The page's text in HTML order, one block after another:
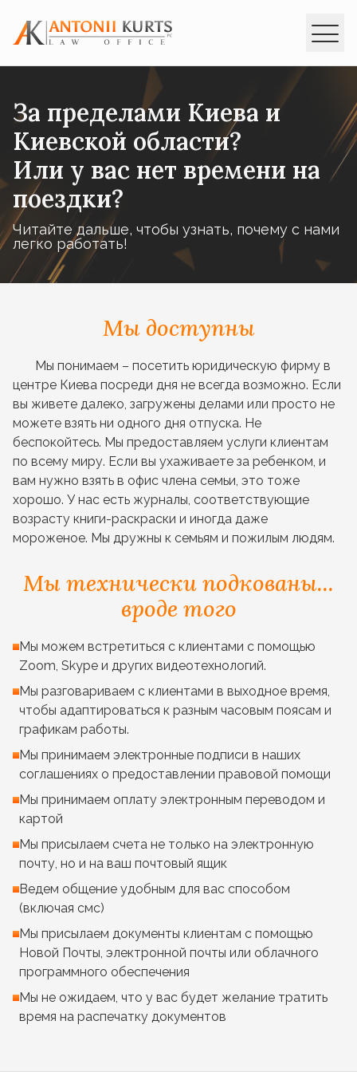
ИНТЕРПОЛ
УСЛУГИ
ЗАКОНОДАТЕЛЬСТВО
КОНСУЛЬТАЦИИ
КОНТАКТЫ
uaen
За пределами Киева и
Киевской области?
Или у вас нет времени на
поездки?
Читайте дальше, чтобы узнать, почему с нами
легко работать!
Мы доступны
Мы понимаем – посетить юридическую фирму в
центре Киева посреди дня не всегда возможно. Если
вы живете далеко, загружены делами или просто не
можете взять ни одного дня отпуска. Не
беспокойтесь. Мы предоставляем услуги клиентам
по всему миру. Если вы ухаживаете за ребенком, и
вам нужно взять в офис члена семьи, это тоже
хорошо. У нас есть журналы, соответствующие
возрасту книги-раскраски и иногда даже
мороженое. Мы дружны к семьям и пожилым людям.
Мы технически подкованы...
вроде того
Мы можем встретиться с клиентами с помощью
Zoom, Skype и других видеотехнологий.
Мы разговариваем с клиентами в выходное время,
чтобы адаптироваться к разным часовым поясам и
графикам работы.
Мы принимаем электронные подписи в наших
соглашениях о предоставлении правовой помощи
Мы принимаем оплату электронным переводом и
картой
Мы присылаем счета не только на электронную
почту, но и на ваш почтовый ящик
Ведем общение удобным для вас способом
(включая смс)
Мы присылаем документы клиентам с помощью
Новой Почты, электронной почты или облачного
программного обеспечения
Мы не ожидаем, что у вас будет желание тратить
время на распечатку документов